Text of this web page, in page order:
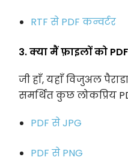
RTF से PDF कन्वर्टर
3. क्या मैं फ़ाइलों को
जी हाँ, यहाँ विजुअल
समर्थित कुछ लोकप्रिय
PDF से JPG
PDF से PNG